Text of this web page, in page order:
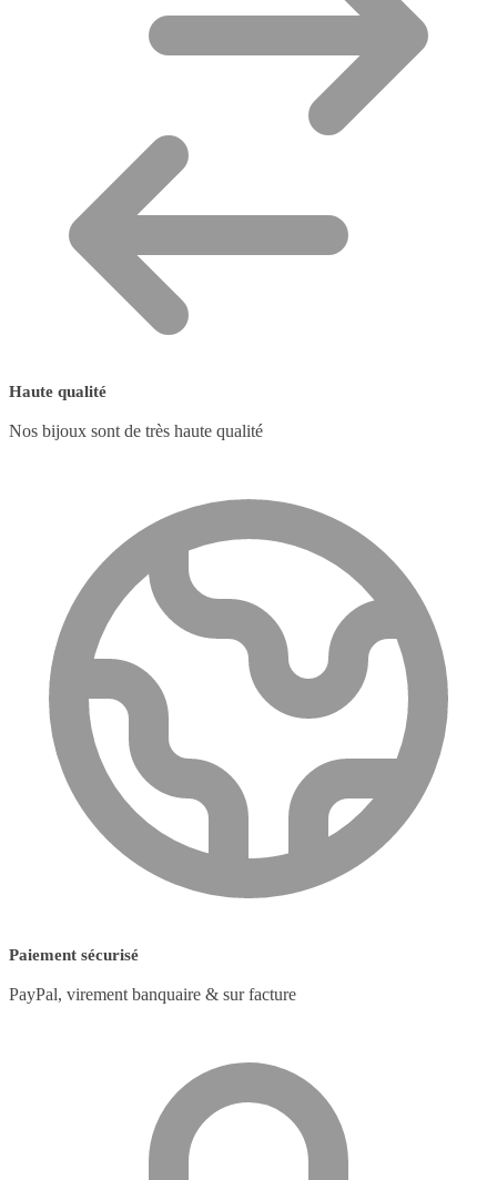
Haute qualité
Nos bijoux sont de très haute qualité
Paiement sécurisé
PayPal, virement banquaire & sur facture